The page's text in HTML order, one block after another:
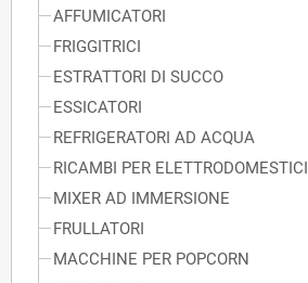
AFFUMICATORI
FRIGGITRICI
ESTRATTORI DI SUCCO
ESSICATORI
REFRIGERATORI AD ACQUA
RICAMBI PER ELETTRODOMESTICI
MIXER AD IMMERSIONE
FRULLATORI
MACCHINE PER POPCORN